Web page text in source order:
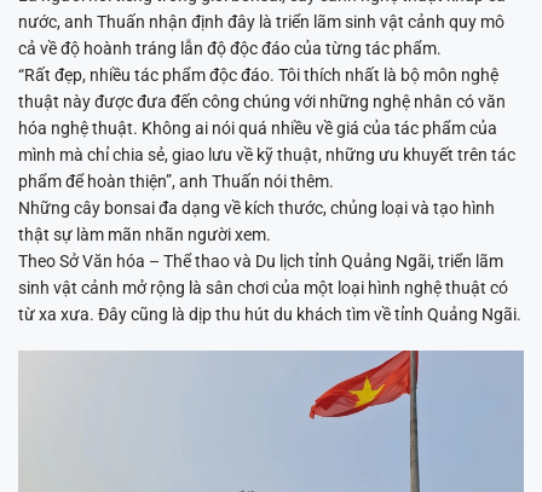
nước, anh Thuấn nhận định đây là triển lãm sinh vật cảnh quy mô
cả về độ hoành tráng lẫn độ độc đáo của từng tác phẩm.
“Rất đẹp, nhiều tác phẩm độc đáo. Tôi thích nhất là bộ môn nghệ
thuật này được đưa đến công chúng với những nghệ nhân có văn
hóa nghệ thuật. Không ai nói quá nhiều về giá của tác phẩm của
mình mà chỉ chia sẻ, giao lưu về kỹ thuật, những ưu khuyết trên tác
phẩm để hoàn thiện”, anh Thuấn nói thêm.
Những cây bonsai đa dạng về kích thước, chủng loại và tạo hình
thật sự làm mãn nhãn người xem.
Theo Sở Văn hóa – Thể thao và Du lịch tỉnh Quảng Ngãi, triển lãm
sinh vật cảnh mở rộng là sân chơi của một loại hình nghệ thuật có
từ xa xưa. Đây cũng là dịp thu hút du khách tìm về tỉnh Quảng Ngãi.